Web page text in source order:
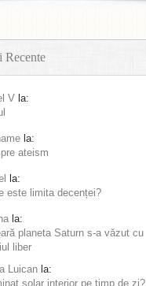
Recente
V la:
la:
ateism
la:
este limita decenței?
la:
planeta Saturn s-a văzut cu
liber
Luican la:
solar interior pe timp de zi?